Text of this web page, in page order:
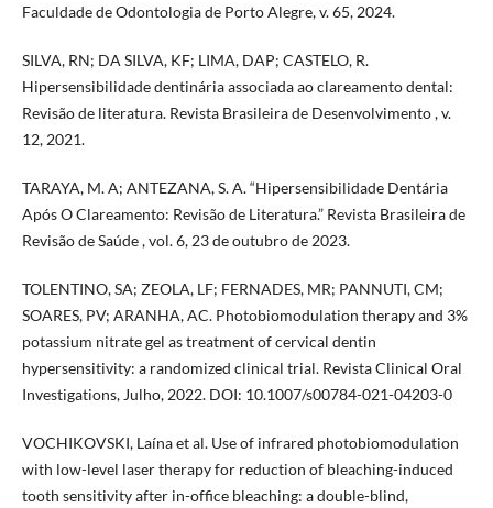
Faculdade de Odontologia de Porto Alegre, v. 65, 2024.
SILVA, RN; DA SILVA, KF; LIMA, DAP; CASTELO, R.
Hipersensibilidade dentinária associada ao clareamento dental:
Revisão de literatura. Revista Brasileira de Desenvolvimento , v.
12, 2021.
TARAYA, M. A; ANTEZANA, S. A. “Hipersensibilidade Dentária
Após O Clareamento: Revisão de Literatura.” Revista Brasileira de
Revisão de Saúde , vol. 6, 23 de outubro de 2023.
TOLENTINO, SA; ZEOLA, LF; FERNADES, MR; PANNUTI, CM;
SOARES, PV; ARANHA, AC. Photobiomodulation therapy and 3%
potassium nitrate gel as treatment of cervical dentin
hypersensitivity: a randomized clinical trial. Revista Clinical Oral
Investigations, Julho, 2022. DOI: 10.1007/s00784-021-04203-0
VOCHIKOVSKI, Laína et al. Use of infrared photobiomodulation
with low-level laser therapy for reduction of bleaching-induced
tooth sensitivity after in-office bleaching: a double-blind,